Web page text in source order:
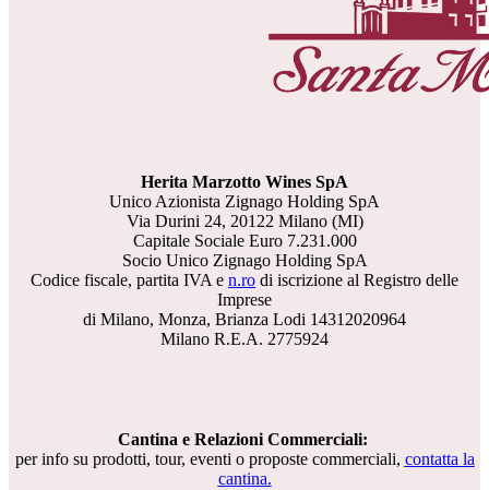
Herita Marzotto Wines SpA
Unico Azionista Zignago Holding SpA
Via Durini 24, 20122 Milano (MI)
Capitale Sociale Euro 7.231.000
Socio Unico Zignago Holding SpA
Codice fiscale, partita IVA e n.ro di iscrizione al Registro delle
Imprese
di Milano, Monza, Brianza Lodi 14312020964
Milano R.E.A. 2775924
Cantina e Relazioni Commerciali:
per info su prodotti, tour, eventi o proposte commerciali, contatta la
cantina.